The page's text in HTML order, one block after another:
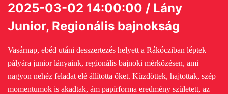
2025-03-02 14:00:00 / Lány
Junior, Regionális bajnokság
Vasárnap, ebéd utáni desszertezés helyett a Rákócziban léptek
pályára junior lányaink, regionális bajnoki mérkőzésen, ami
nagyon nehéz feladat elé állította őket. Küzdöttek, hajtottak, szép
momentumok is akadtak, ám papírforma eredmény született, az